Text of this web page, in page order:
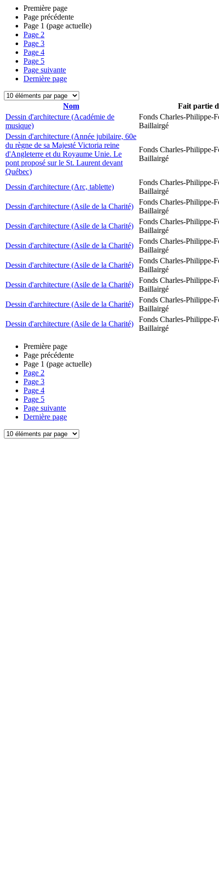
Première page
Page précédente
Page 1 (page actuelle)
Page 2
Page 3
Page 4
Page 5
Page suivante
Dernière page
Nom
Fait partie
Dessin d'architecture (Académie de
musique)
Fonds Charles-Philippe-
Baillairgé
Dessin d'architecture (Année jubilaire, 60e
du règne de sa Majesté Victoria reine
d'Angleterre et du Royaume Unie. Le
pont proposé sur le St. Laurent devant
Québec)
Fonds Charles-Philippe-
Baillairgé
Dessin d'architecture (Arc, tablette)
Fonds Charles-Philippe-
Baillairgé
Dessin d'architecture (Asile de la Charité)
Fonds Charles-Philippe-
Baillairgé
Dessin d'architecture (Asile de la Charité)
Fonds Charles-Philippe-
Baillairgé
Dessin d'architecture (Asile de la Charité)
Fonds Charles-Philippe-
Baillairgé
Dessin d'architecture (Asile de la Charité)
Fonds Charles-Philippe-
Baillairgé
Dessin d'architecture (Asile de la Charité)
Fonds Charles-Philippe-
Baillairgé
Dessin d'architecture (Asile de la Charité)
Fonds Charles-Philippe-
Baillairgé
Dessin d'architecture (Asile de la Charité)
Fonds Charles-Philippe-
Baillairgé
Première page
Page précédente
Page 1 (page actuelle)
Page 2
Page 3
Page 4
Page 5
Page suivante
Dernière page